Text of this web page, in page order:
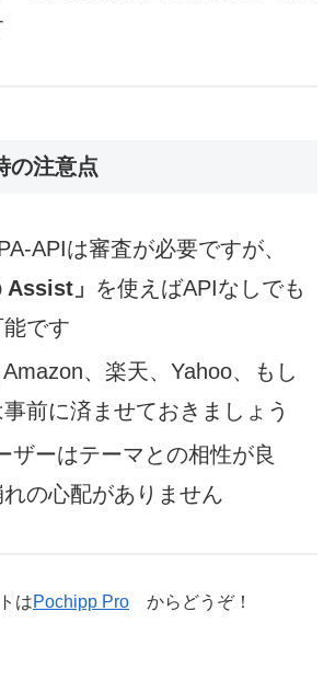
注意点
APIは審査が必要ですが、
Assist」 を使えばAPIなしでも
です
、楽天、Yahoo、もし
前に済ませておきましょう
ザーはテーマとの相性が良
れの心配がありません
はPochipp Pro からどうぞ！